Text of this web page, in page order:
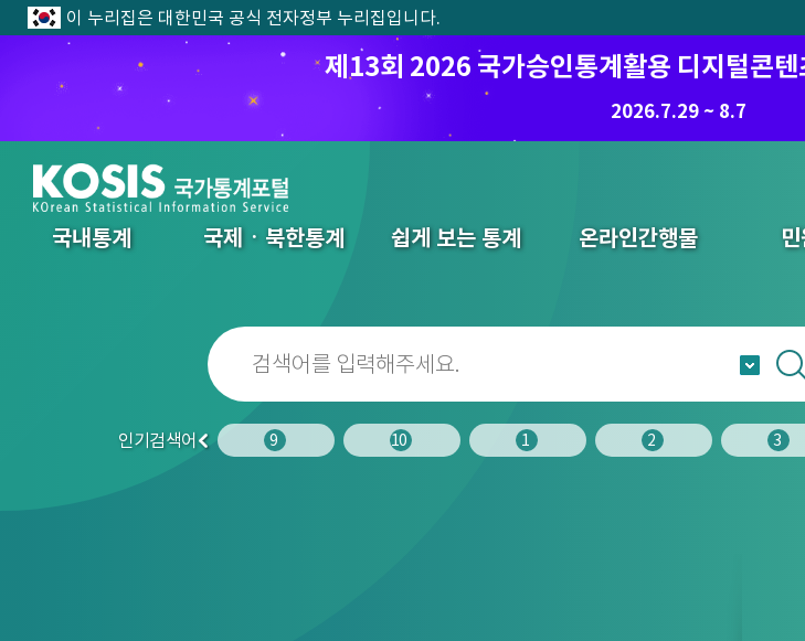
이 누리집은 대한민국 공식 전자정부 누리집입니다.
제13회 2026 국가승인통계활용 디지털콘텐
2026.7.29 ~ 8.7
국내통계 국제ㆍ북한통계 쉽게 보는 통계 온라인간행물
인기검색어
이
8 9 10 1 2 3